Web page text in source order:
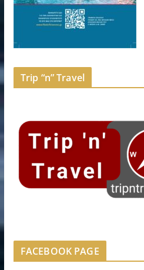
Trip “n” Travel
FACEBOOK PAGE